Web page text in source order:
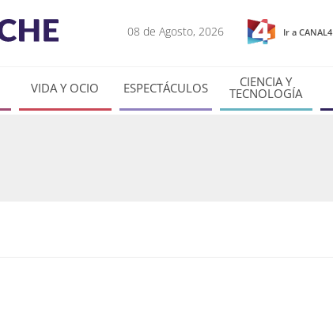
08 de Agosto, 2026 Ir a CANAL4
VIDA Y OCIO ESPECTÁCULOS CIENCIA Y
TECNOLOGÍA